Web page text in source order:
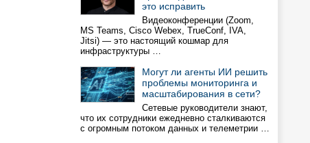
это исправить
Видеоконференции (Zoom,
MS Teams, Cisco Webex, TrueConf, IVA,
Jitsi) — это настоящий кошмар для
инфраструктуры …
Могут ли агенты ИИ решить
проблемы мониторинга и
масштабирования в сети?
Сетевые руководители знают,
что их сотрудники ежедневно сталкиваются
с огромным потоком данных и телеметрии …